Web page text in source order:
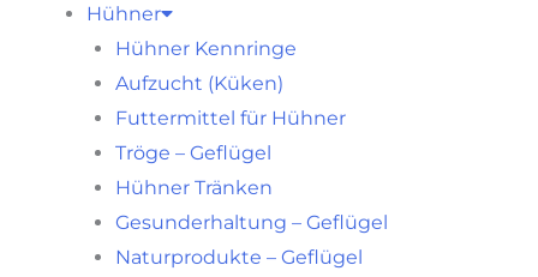
Hühner
Hühner Kennringe
Aufzucht (Küken)
Futtermittel für Hühner
Tröge – Geflügel
Hühner Tränken
Gesunderhaltung – Geflügel
Naturprodukte – Geflügel